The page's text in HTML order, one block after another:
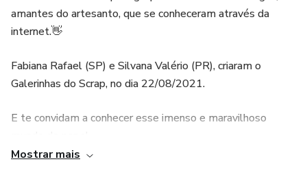
amantes do artesanto, que se conheceram através da
internet.👋
Fabiana Rafael (SP) e Silvana Valério (PR), criaram o
Galerinhas do Scrap, no dia 22/08/2021.
E te convidam a conhecer esse imenso e maravilhoso
Mostrar mais